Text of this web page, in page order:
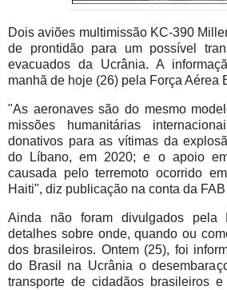
Dois aviões multimissão KC-390
de prontidão para um possível
evacuados da Ucrânia. A
manhã de hoje (26) pela Força Aérea
"As aeronaves são do mesmo
missões humanitárias
donativos para as vítimas da
do Líbano, em 2020; e o apoio
causada pelo terremoto ocorrido
Haiti", diz publicação na conta da FAB
Ainda não foram divulgados pela
detalhes sobre onde, quando ou
dos brasileiros. Ontem (25), foi
do Brasil na Ucrânia o
transporte de cidadãos brasileiros e